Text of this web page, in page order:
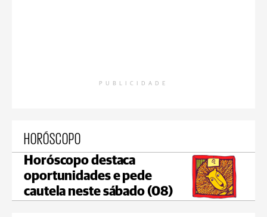
PUBLICIDADE
HORÓSCOPO
Horóscopo destaca
oportunidades e pede
cautela neste sábado (08)